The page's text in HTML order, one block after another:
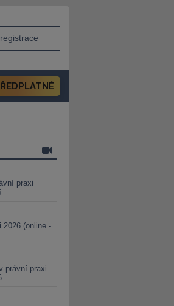
praxi
2026 (online -
právní praxi